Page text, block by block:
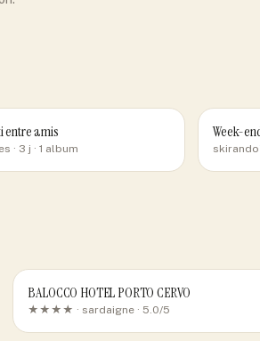
entre amis
· 3 j · 1 album
Week-
BALOCCO HOTEL PORTO CERVO
★★★★ ·sardaigne · 5.0/5